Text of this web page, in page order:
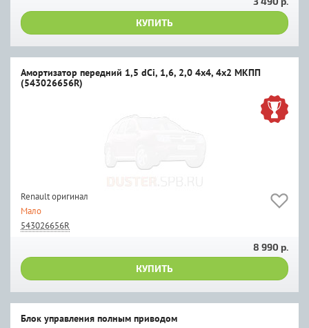
КУПИТЬ
Амортизатор передний 1,5 dCi, 1,6, 2,0 4х4, 4х2 МКПП
(543026656R)
Renault оригинал
Мало
543026656R
8 990 р.
КУПИТЬ
Блок управления полным приводом